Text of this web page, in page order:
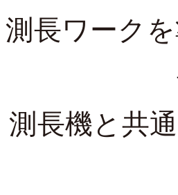
測長ワーク
測長機と共